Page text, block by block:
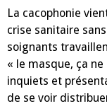
La cacophonie
crise sanitaire
soignants
« le masque, ça
inquiets et
de se voir